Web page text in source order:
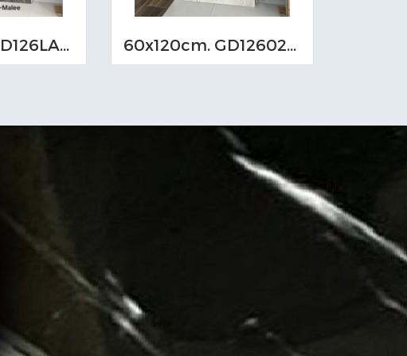
60x120cm. GD126LA06 (MO) 60x120cm. GD126022 (MO)